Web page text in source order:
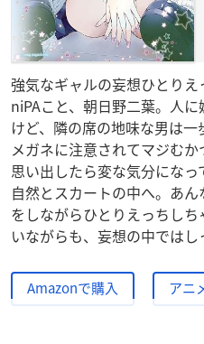
強気なギャルの妄想ひとり
niPAこと、朝日野二葉。人
けど、隣の席の地味な男は
メガネに注意されてマジむか
思い出したら変な気分にな
自然とスカートの中へ。あ
をしながらひとりえっちし
いながらも、妄想の中では
Amazonで購入 アニ